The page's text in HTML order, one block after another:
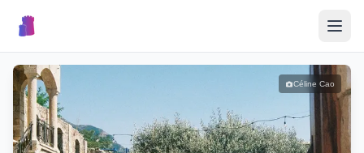
🎉Eventos
🏘️Pueblos
Céline Cao